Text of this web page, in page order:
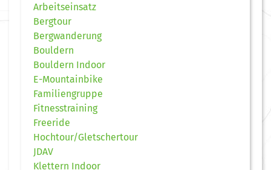
Arbeitseinsatz
Bergtour
Bergwanderung
Bouldern
Bouldern Indoor
E-Mountainbike
Familiengruppe
Fitnesstraining
Freeride
Hochtour/Gletschertour
JDAV
Klettern Indoor